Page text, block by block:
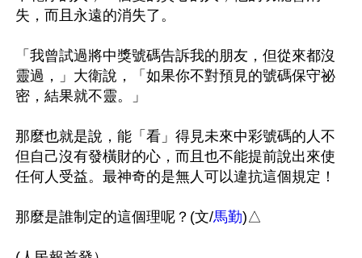
失，而且永遠的消失了。
「我曾試過將中獎號碼告訴我的朋友，但從來都沒
靈過，」大衛說，「如果你不對預見的號碼保守祕
密，結果就不靈。」
那麼也就是說，能「看」得見未來中彩號碼的人不
但自己沒有發橫財的心，而且也不能提前說出來使
任何人受益。最神奇的是無人可以違抗這個規定！
那麼是誰制定的這個理呢？(文/馬勤)△